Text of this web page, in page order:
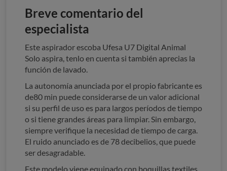
Breve comentario del
especialista
Este aspirador escoba Ufesa U7 Digital Animal
Solo aspira, tenlo en cuenta si también aprecias la
función de lavado.
La autonomía anunciada por el propio fabricante es
de80 min puede considerarse de un valor adicional
si su perfil de uso es para largos períodos de tiempo
o si tiene grandes áreas para limpiar. Sin embargo,
siempre verifique la necesidad de tiempo de carga.
El ruido anunciado es de 78 decibelios, que puede
ser desagradable.
Este modelo viene equipado con boquillas textiles